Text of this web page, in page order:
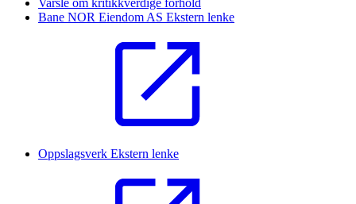
Bane NOR Eiendom AS Ekstern lenke
Oppslagsverk Ekstern lenke